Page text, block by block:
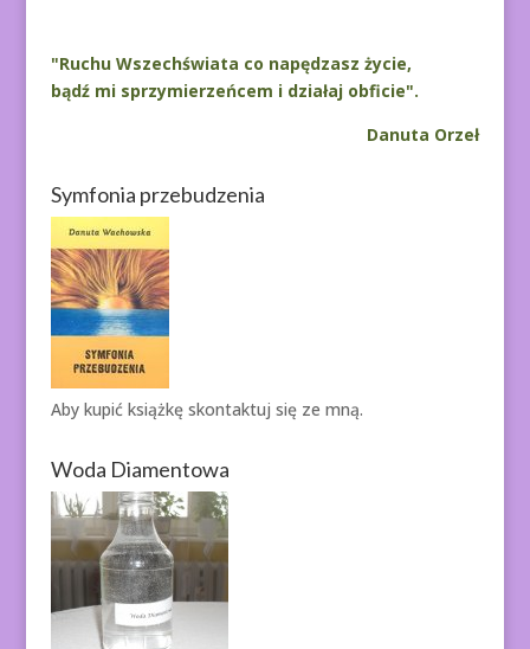
"Ruchu Wszechświata co napędzasz życie,
bądź mi sprzymierzeńcem i działaj obficie".
Danuta Orzeł
Symfonia przebudzenia
Aby kupić książkę skontaktuj się ze mną.
Woda Diamentowa